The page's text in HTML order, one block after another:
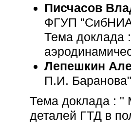
Писчасов
ФГУП
Тема доклада
Лепешкин
П.И.
Тема доклада : "
деталей ГТД в